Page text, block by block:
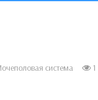
система 1